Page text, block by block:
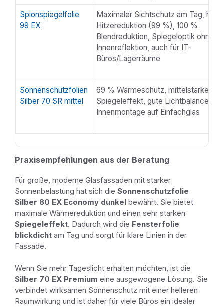
Spionspiegelfolie
99 EX
Maximaler Sichtschutz am Tag,
Hitzereduktion (99 %), 100 %
Blendreduktion, Spiegeloptik ohne
Innenreflektion, auch für IT-
Büros/Lagerräume
Sonnenschutzfolien
Silber 70 SR mittel
69 % Wärmeschutz, mittelstarker
Spiegeleffekt, gute Lichtbalance,
Innenmontage auf Einfachglas
Praxisempfehlungen aus der Beratung
Für große, moderne Glasfassaden mit starker
Sonnenbelastung hat sich die Sonnenschutzfolie
Silber 80 EX Economy dunkel bewährt. Sie bietet
maximale Wärmereduktion und einen sehr starken
Spiegeleffekt. Dadurch wird die Fensterfolie
blickdicht am Tag und sorgt für klare Linien in der
Fassade.
Wenn Sie mehr Tageslicht erhalten möchten, ist die
Silber 70 EX Premium eine ausgewogene Lösung. Sie
verbindet wirksamen Sonnenschutz mit einer helleren
Raumwirkung und ist daher für viele Büros ein idealer